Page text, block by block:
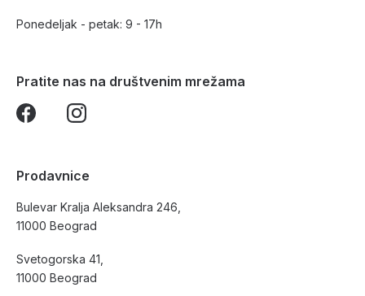
Ponedeljak - petak: 9 - 17h
Pratite nas na društvenim mrežama
Prodavnice
Bulevar Kralja Aleksandra 246,
11000 Beograd
Svetogorska 41,
11000 Beograd